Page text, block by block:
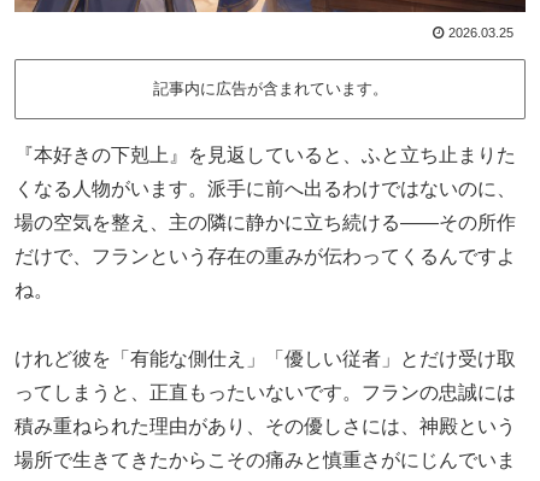
2026.03.25
記事内に広告が含まれています。
『本好きの下剋上』を見返していると、ふと立ち止まりた
くなる人物がいます。派手に前へ出るわけではないのに、
場の空気を整え、主の隣に静かに立ち続ける――その所作
だけで、フランという存在の重みが伝わってくるんですよ
ね。
けれど彼を「有能な側仕え」「優しい従者」とだけ受け取
ってしまうと、正直もったいないです。フランの忠誠には
積み重ねられた理由があり、その優しさには、神殿という
場所で生きてきたからこその痛みと慎重さがにじんでいま